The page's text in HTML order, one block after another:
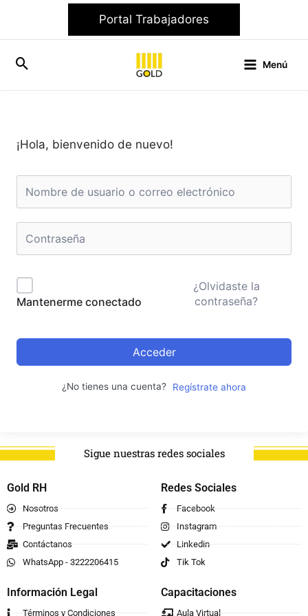
contenido
Portal Trabajadores
Menú
¡Hola, bienvenido de nuevo!
Mantenerme conectado
¿Olvidaste la
contraseña?
Acceder
¿No tienes una cuenta? Regístrate ahora
Sigue nuestras redes sociales
Gold RH
Nosotros
Preguntas Frecuentes
Contáctanos
WhatsApp - 3222206415
Redes Sociales
Facebook
Instagram
Linkedin
Tik Tok
Información Legal
Términos y Condiciones
Capacitaciones
Aula Virtual